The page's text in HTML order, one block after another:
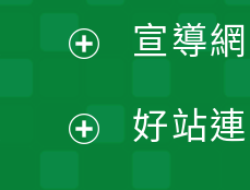
開
宣導
好站